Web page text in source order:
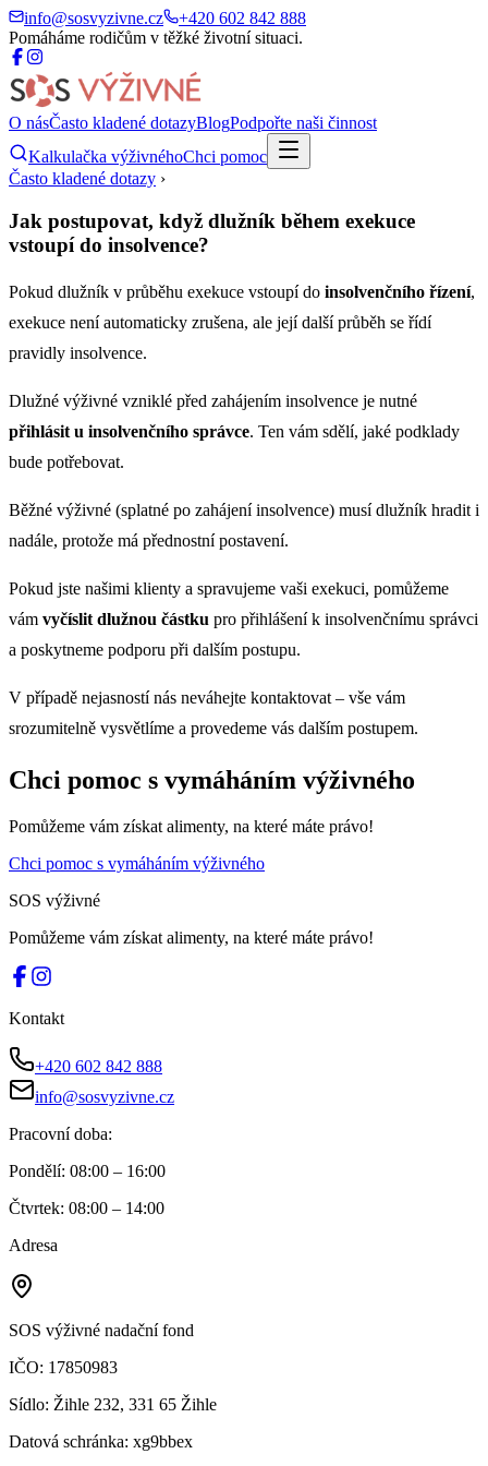
info@sosvyzivne.cz
+420 602 842 888
Pomáháme rodičům v těžké životní situaci.
O násČasto kladené dotazyBlogPodpořte naši činnost
Kalkulačka výživnéhoChci pomoc
Často kladené dotazy ›
Jak postupovat, když dlužník během exekuce
vstoupí do insolvence?
Pokud dlužník v průběhu exekuce vstoupí do insolvenčního řízení,
exekuce není automaticky zrušena, ale její další průběh se řídí
pravidly insolvence.
Dlužné výživné vzniklé před zahájením insolvence je nutné
přihlásit u insolvenčního správce. Ten vám sdělí, jaké podklady
bude potřebovat.
Běžné výživné (splatné po zahájení insolvence) musí dlužník hradit i
nadále, protože má přednostní postavení.
Pokud jste našimi klienty a spravujeme vaši exekuci, pomůžeme
vám vyčíslit dlužnou částku pro přihlášení k insolvenčnímu správci
a poskytneme podporu při dalším postupu.
V případě nejasností nás neváhejte kontaktovat – vše vám
srozumitelně vysvětlíme a provedeme vás dalším postupem.
Chci pomoc s vymáháním výživného
Pomůžeme vám získat alimenty, na které máte právo!
Chci pomoc s vymáháním výživného
SOS výživné
Pomůžeme vám získat alimenty, na které máte právo!
Kontakt
+420 602 842 888
info@sosvyzivne.cz
Pracovní doba:
Pondělí: 08:00 – 16:00
Čtvrtek: 08:00 – 14:00
Adresa
SOS výživné nadační fond
IČO: 17850983
Sídlo: Žihle 232, 331 65 Žihle
Datová schránka: xg9bbex